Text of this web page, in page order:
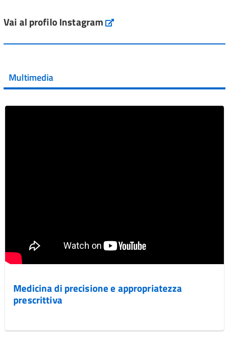
Vai al post →
Vai al post →
Vai al profilo Instagram Instagram
Multimedia
Medicina di precisione e appropriatezza
prescrittiva